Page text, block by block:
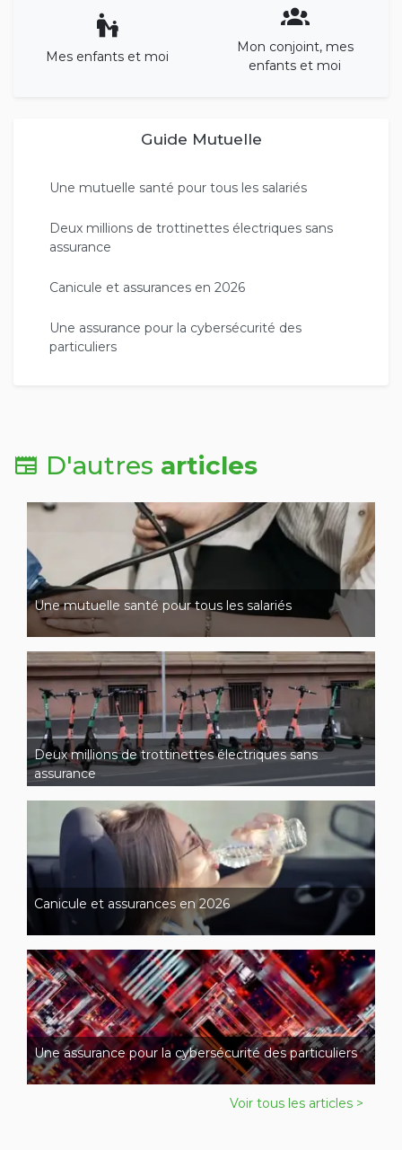
Mes enfants et moi
Mon conjoint, mes
enfants et moi
Guide Mutuelle
Une mutuelle santé pour tous les salariés
Deux millions de trottinettes électriques sans
assurance
Canicule et assurances en 2026
Une assurance pour la cybersécurité des
particuliers
D'autres articles
Une mutuelle santé pour tous les salariés
Deux millions de trottinettes électriques sans
assurance
Canicule et assurances en 2026
Une assurance pour la cybersécurité des particuliers
Voir tous les articles >